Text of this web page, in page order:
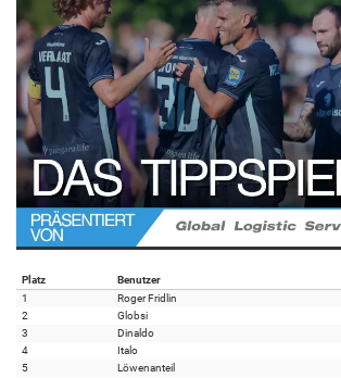
Platz Benutzer
1
Roger Fridlin
2
Globsi
3
Dinaldo
4
Italo
5
Löwenanteil